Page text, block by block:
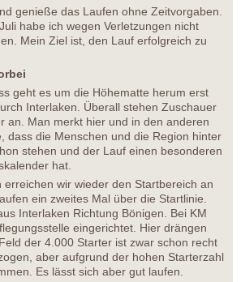
genieße das Laufen ohne Zeitvorgaben.
habe ich wegen Verletzungen nicht
Mein Ziel ist, den Lauf erfolgreich zu
geht es um die Höhematte herum erst
Interlaken. Überall stehen Zuschauer
an. Man merkt hier und in den anderen
dass die Menschen und die Region hinter
stehen und der Lauf einen besonderen
hat.
erreichen wir wieder den Startbereich an
ein zweites Mal über die Startlinie.
Interlaken Richtung Bönigen. Bei KM
eingerichtet. Hier drängen
der 4.000 Starter ist zwar schon recht
aber aufgrund der hohen Starterzahl
Es lässt sich aber gut laufen.